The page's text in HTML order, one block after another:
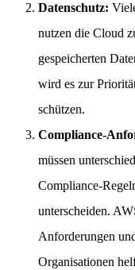
Datenschutz:
nutzen die Cloud
gespeicherten
wird es zur
schützen.
Compliance-
müssen
Compliance-
unterscheiden.
Anforderungen
Organisationen